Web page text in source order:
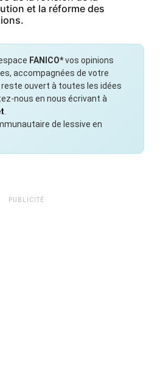
et la réforme des
FANICO*vos opinions
accompagnées de votre
reste ouvert à toutes les idées
nous en nous écrivant à
de lessive en
PUBLICITÉ